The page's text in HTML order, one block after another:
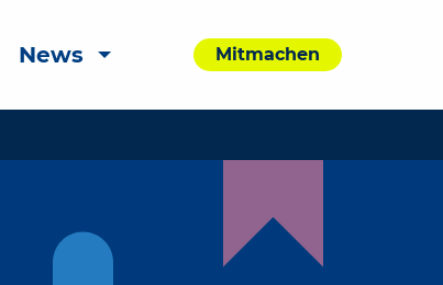
News Mitmachen